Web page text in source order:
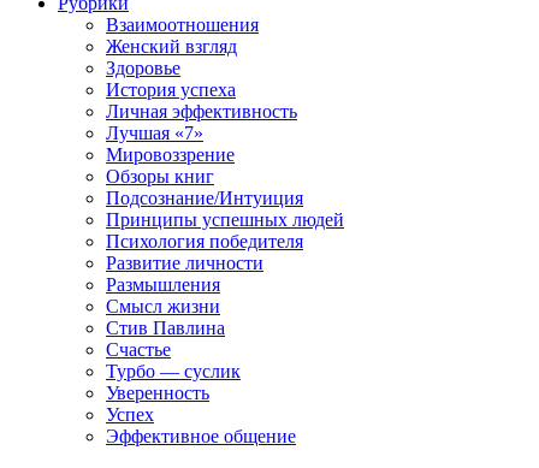
Взаимоотношения
Женский взгляд
Здоровье
История успеха
Личная эффективность
Лучшая «7»
Мировоззрение
Обзоры книг
Подсознание/Интуиция
Принципы успешных людей
Психология победителя
Развитие личности
Размышления
Смысл жизни
Стив Павлина
Счастье
Турбо — суслик
Уверенность
Успех
Эффективное общение